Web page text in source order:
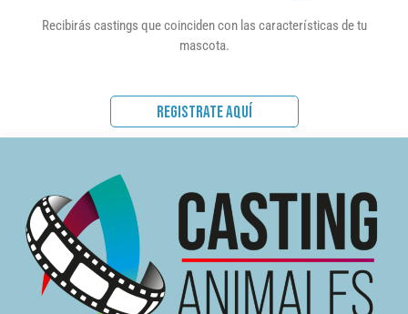
Recibirás castings que coinciden con las características de tu
mascota.
REGISTRATE AQUÍ